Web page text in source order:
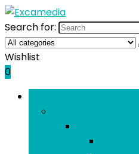
Search for:
Wishlist
0